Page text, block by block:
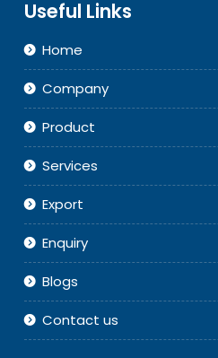
Useful Links
Home
Company
Product
Services
Export
Enquiry
Blogs
Contact us